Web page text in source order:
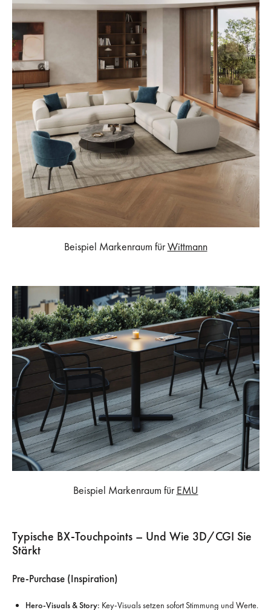
Beispiel Markenraum fürWittmann
Beispiel Markenraum fürEMU
Typische BX-Touchpoints – Und Wie 3D/CGI Sie
Stärkt
Pre-Purchase (Inspiration)
Hero-Visuals & Story: Key-Visuals setzen sofort Stimmung und Werte.